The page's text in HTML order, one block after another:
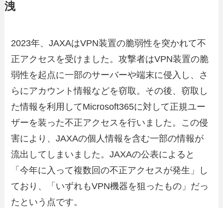
洩
2023年、JAXAはVPN装置の脆弱性を突かれて不
正アクセスを受けました。攻撃者はVPN装置の脆
弱性を起点に一部のサーバーや端末に侵入し、さ
らにアカウント情報などを窃取。その後、窃取し
た情報を利用してMicrosoft365に対して正規ユー
ザーを装った不正アクセスを行いました。この侵
害により、JAXAの個人情報を含む一部の情報が
流出してしまいました。JAXAの公表によると
「今年に入って複数回の不正アクセスが発生」し
ており、「いずれもVPN機器を狙ったもの」だっ
たという点です。